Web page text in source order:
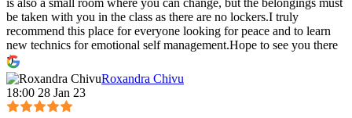
be taken with you in the class as there are no lockers.I truly
recommend this place for everyone looking for peace and to learn
new technics for emotional self management.Hope to see you there
:)
Roxandra Chivu
18:00 28 Jan 23